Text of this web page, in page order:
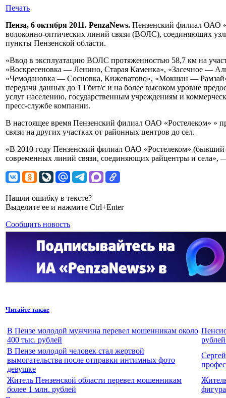
Печать
Пенза, 6 октября 2011. PenzaNews. Пензенский филиал ОАО
волоконно-оптических линий связи (ВОЛС), соединяющих
пункты Пензенской области.
«Ввод в эксплуатацию ВОЛС протяженностью 58,7 км на
«Воскресеновка — Ленино, Старая Каменка», «Засечное —
«Чемодановка — Сосновка, Кижеватово», «Мокшан — Рамзай»
передачи данных до 1 Гбит/с и на более высоком уровне
услуг населению, государственным учреждениям и
пресс-службе компании.
В настоящее время Пензенский филиал ОАО «Ростелеком» »
связи на других участках от районных центров до сел.
«В 2010 году Пензенский филиал ОАО «Ростелеком» (бывший
современных линий связи, соединяющих райцентры и села»,
Нашли ошибку в тексте?
Выделите ее и нажмите Ctrl+Enter
Сообщить новость
Читайте также
В Пензе молодой мужчина перевел мошенникам около
400 тыс. рублей
В Пензе молодой человек стал жертвой
вымогательства после отправки интимных фото
девушке
Житель Пензенской области перевел мошенникам
более 1 млн. рублей